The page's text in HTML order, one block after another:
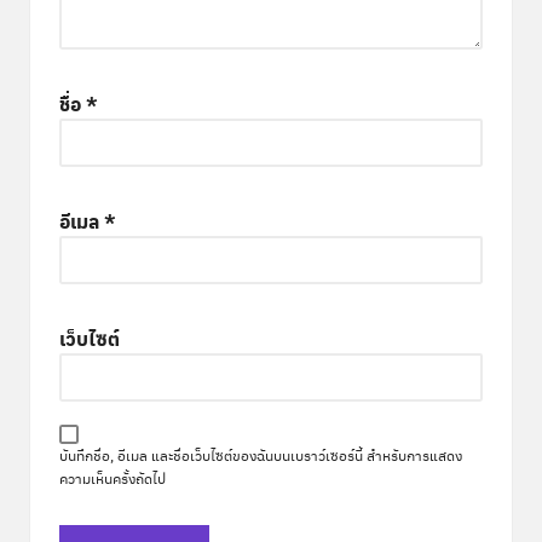
ชื่อ*
อีเมล*
เว็บไซต์
บันทึกชื่อ, อีเมล และชื่อเว็บไซต์ของฉันบนเบราว์เซอร์นี้ สำหรับการแสดง
ความเห็นครั้งถัดไป